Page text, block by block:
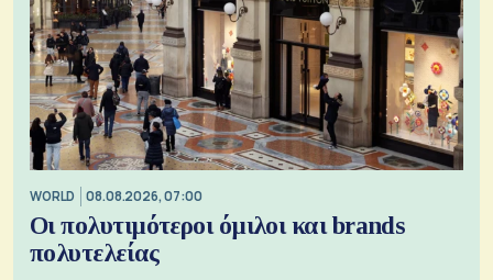
WORLD 08.08.2026, 07:00
Οι πολυτιμότεροι όμιλοι και brands
πολυτελείας